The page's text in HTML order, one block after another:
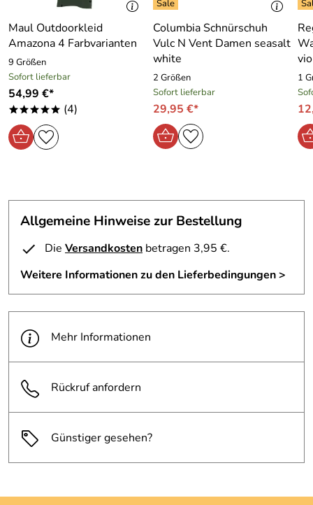
Maul Outdoorkleid
Amazona 4 Farbvarianten
9 Größen
Sofort lieferbar
54,99 €*
***** (4)
Columbia Schnürschuh
Vulc N Vent Damen seasalt
white
2 Größen
Sofort lieferbar
29,95 €*
1
Allgemeine Hinweise zur Bestellung
Die Versandkosten betragen 3,95 €.
Weitere Informationen zu den Lieferbedingungen >
Mehr Informationen
Rückruf anfordern
Günstiger gesehen?